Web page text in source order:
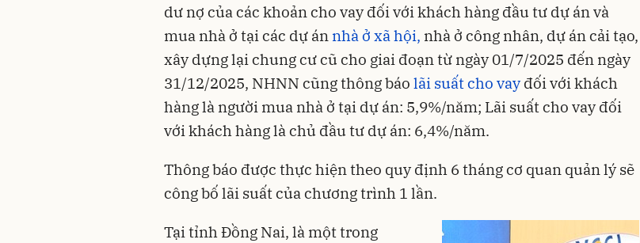
dư nợ của các khoản cho vay đối với khách hàng đầu tư dự án và
mua nhà ở tại các dự án nhà ở xã hội, nhà ở công nhân, dự án cải tạo,
xây dựng lại chung cư cũ cho giai đoạn từ ngày 01/7/2025 đến ngày
31/12/2025, NHNN cũng thông báo lãi suất cho vayđối với khách
hàng là người mua nhà ở tại dự án: 5,9%/năm; Lãi suất cho vay đối
với khách hàng là chủ đầu tư dự án: 6,4%/năm.
Thông báo được thực hiện theo quy định 6 tháng cơ quan quản lý sẽ
công bố lãi suất của chương trình 1 lần.
Tại tỉnh Đồng Nai, là một trong